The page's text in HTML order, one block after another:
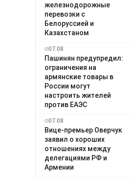
железнодорожные
перевозки с
Белоруссией и
Казахстаном
07.08
Пашинян предупредил:
ограничения на
армянские товары в
России могут
настроить жителей
против ЕАЭС
07.08
Вице-премьер Оверчук
заявил о хороших
отношениях между
делегациями РФ и
Армении